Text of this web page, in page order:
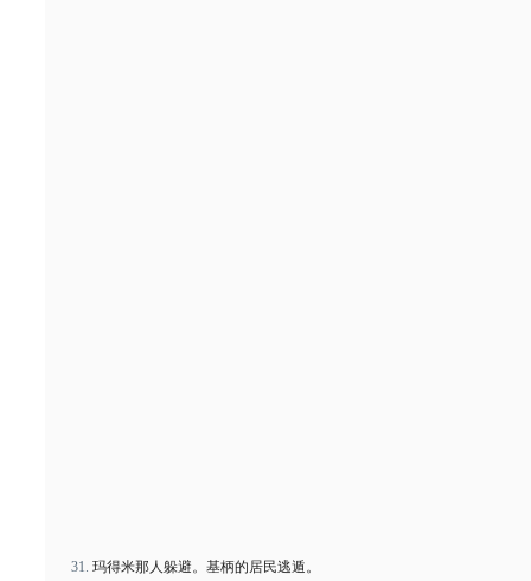
玛得米那人躲避。基柄的居民逃遁。